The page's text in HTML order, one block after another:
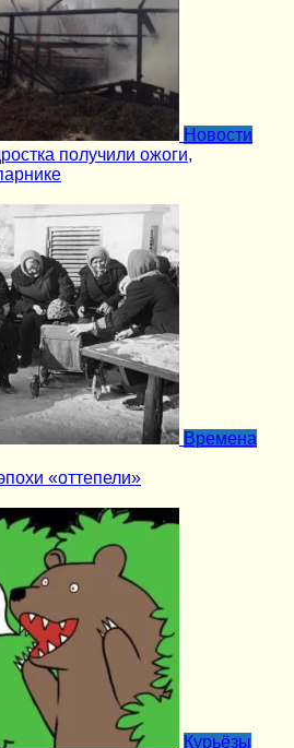
Новости
получили ожоги,
Времена
«оттепели»
Курьёзы